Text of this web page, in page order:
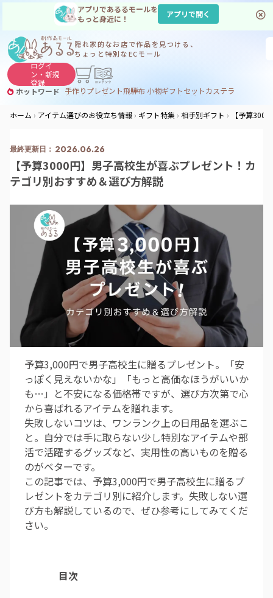
アプリであるるモールを
もっと身近に！
アプリで開く
隠れ家的なお店で作品を見つける、
ちょっと特別なECモール
ログイ
ン・新規
登録
ホットワード 手作りプレゼント飛騨布 小物ギフトセットカステラ
サヌカイト コーヒー
ジンギスカン
ホーム
アイテム選びのお役立ち情報 ギフト特集 相手別ギフト 【予算
2026.06.26
【予算3000円】男子高校生が喜ぶプレゼント！カ
テゴリ別おすすめ＆選び方解説
予算3,000円で男子高校生に贈るプレゼント。「安
っぽく見えないかな」「もっと高価なほうがいいか
も…」と不安になる価格帯ですが、選び方次第で心
から喜ばれるアイテムを贈れます。
失敗しないコツは、ワンランク上の日用品を選ぶこ
と。自分では手に取らない少し特別なアイテムや部
活で活躍するグッズなど、実用性の高いものを贈る
のがベターです。
この記事では、予算3,000円で男子高校生に贈るプ
レゼントをカテゴリ別に紹介します。失敗しない選
び方も解説しているので、ぜひ参考にしてみてくだ
さい。
目次